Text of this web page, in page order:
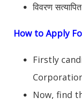
विवरण
How to Apply
Firstly
Now, find